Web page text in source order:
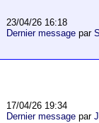
23/04/26 16:18
Dernier messagepar
17/04/26 19:34
Dernier messagepar